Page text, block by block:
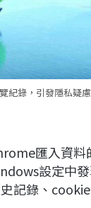
紀錄，引發隱私疑
匯入資
設定中
記錄、